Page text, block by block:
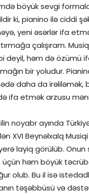
böyük sevgi
ki, pianino ilə ciddi
yeni əsərlər ifa
çalışıram.
deyil, həm də özümü
bir yoludur.
daha da irəliləmək,
ifa etmək arzusu məni
noyabr ayında
XVI Beynəlxalq
layiq görülüb. Onun
həm böyük
olub. Bu il isə
təşəbbüsü və